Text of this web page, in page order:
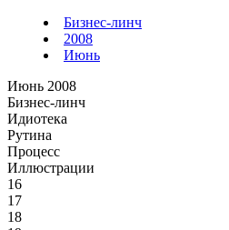
Бизнес-линч
2008
Июнь
Июнь 2008
Бизнес-линч
Идиотека
Рутина
Процесс
Иллюстрации
16
17
18